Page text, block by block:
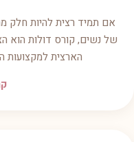
אם תמיד רצית להיות חלק
של נשים, קורס דולות הוא
הארצית למקצועות